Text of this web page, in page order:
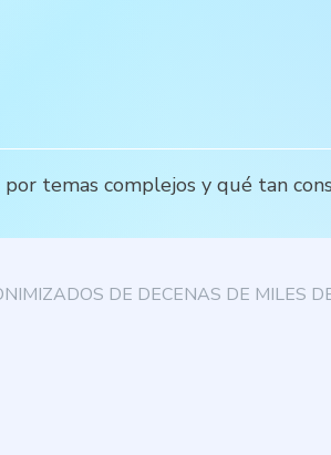
temas complejos y qué tan
DE DECENAS DE MILES